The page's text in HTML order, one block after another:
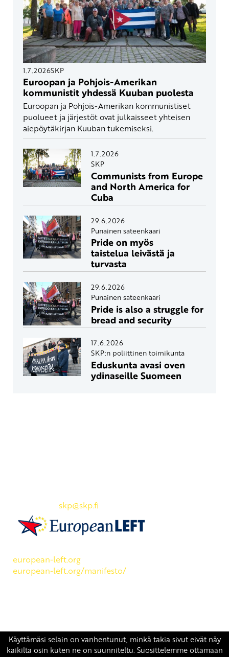
1.7.2026SKP
Euroopan ja Pohjois-Amerikan
kommunistit yhdessä Kuuban puolesta
Euroopan ja Pohjois-Amerikan kommunistiset
puolueet ja järjestöt ovat julkaisseet yhteisen
aiepöytäkirjan Kuuban tukemiseksi.
1.7.2026
SKP
Communists from Europe
and North America for
Cuba
29.6.2026
Punainen sateenkaari
Pride on myös
taistelua leivästä ja
turvasta
29.6.2026
Punainen sateenkaari
Pride is also a struggle for
bread and security
17.6.2026
SKP:n poliittinen toimikunta
Eduskunta avasi oven
ydinaseille Suomeen
skp@skp.fi
european-left.org
european-left.org/manifesto/
Copyright 2026 © SKP| Tietosuojaseloste